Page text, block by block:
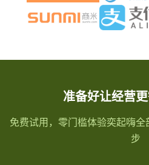
准备好让经营更
免费试用，零门槛体验奕起嗨
步